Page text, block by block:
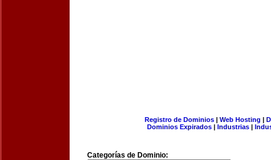
Registro de Dominios| Web Hosting |
Dominios Expirados | Industrias |
Categorías de Dominio: